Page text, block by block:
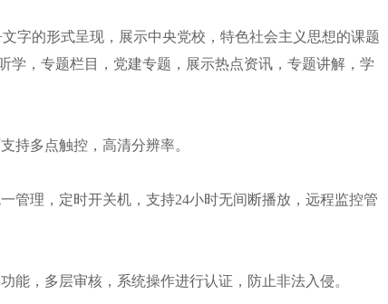
的形式呈现，展示中央党校，特色社会主义思想的课题
学，专题栏目，党建专题，展示热点资讯，专题讲解，学
多点触控，高清分辨率。
理，定时开关机，支持24小时无间断播放，远程监控管
，多层审核，系统操作进行认证，防止非法入侵。